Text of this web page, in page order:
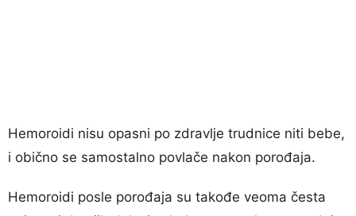
Hemoroidi nisu opasni po zdravlje trudnice niti bebe,
i obično se samostalno povlače nakon porođaja.
Hemoroidi posle porođaja su takođe veoma česta